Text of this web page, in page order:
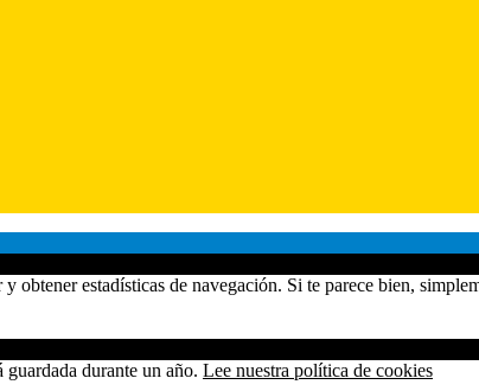
obtener estadísticas de navegación. Si te parece bien,
durante un año. Lee nuestra política de cookies